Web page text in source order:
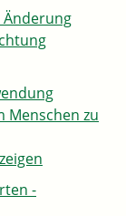
Menschen zu
-